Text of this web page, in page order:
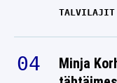
TALVILAJIT
Minja